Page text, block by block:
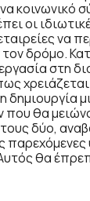
κοινωνικό
οι
να
δρόμο.
στη
χρειάζεται
δημιουργία
θα
δύο,
θα